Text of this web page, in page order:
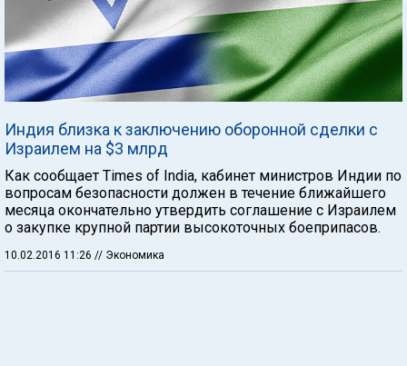
Индия близка к заключению оборонной сделки с
Израилем на $3 млрд
Как сообщает Times of India, кабинет министров Индии по
вопросам безопасности должен в течение ближайшего
месяца окончательно утвердить соглашение с Израилем
о закупке крупной партии высокоточных боеприпасов.
10.02.2016 11:26 // Экономика